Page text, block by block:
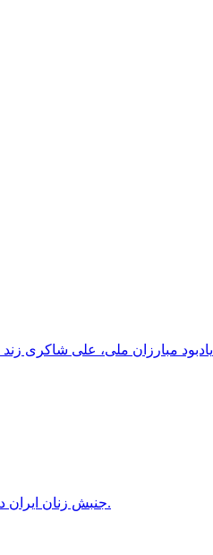
یادبود مبارزان ملی، علی شاکری
جنبش زنان ایران در دوران محمدرضاشاه، بخش سوم – سازمان زنان در کنترل مردان! پس از کودتای ۱۳۳۲ دولت کنترل سازمان زنان را بدست گرفت.